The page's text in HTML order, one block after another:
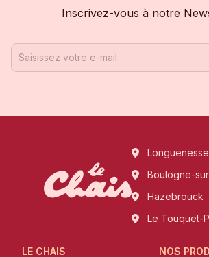
Inscrivez-vous à notre
Longuenesse
Boulogne-
Hazebrouck
Le Touquet-
LE CHAIS NOS